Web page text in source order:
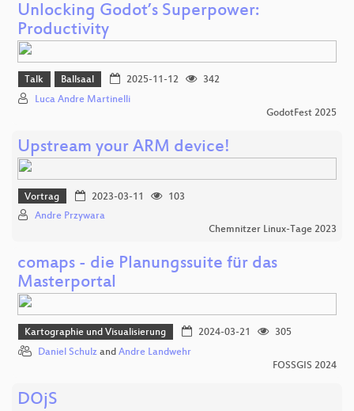
Unlocking Godot’s Superpower:
Productivity
Talk Ballsaal 2025-11-12
342
Luca Andre Martinelli
GodotFest 2025
Upstream your ARM device!
Vortrag 2023-03-11
103
Andre Przywara
Chemnitzer Linux-Tage 2023
comaps - die Planungssuite für das
Masterportal
Kartographie und Visualisierung 2024-03-21
305
Daniel Schulz and Andre Landwehr
FOSSGIS 2024
DOjS